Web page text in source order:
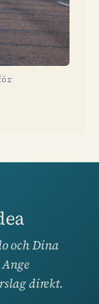
och Dina
direkt.